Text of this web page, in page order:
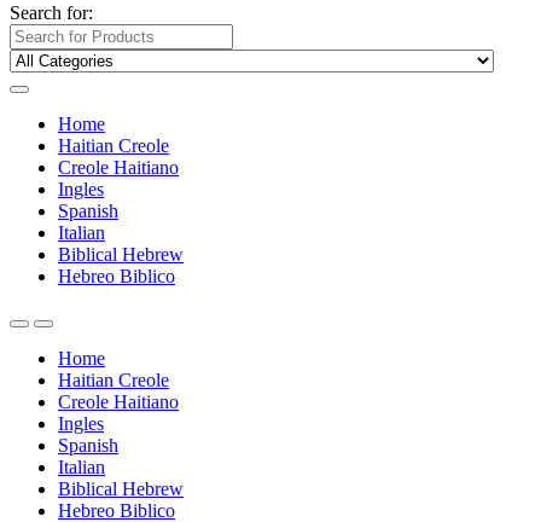
Search for:
Home
Haitian Creole
Creole Haitiano
Ingles
Spanish
Italian
Biblical Hebrew
Hebreo Biblico
Home
Haitian Creole
Creole Haitiano
Ingles
Spanish
Italian
Biblical Hebrew
Hebreo Biblico